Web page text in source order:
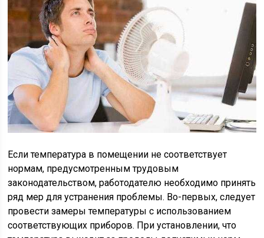
Если температура в помещении не соответствует
нормам, предусмотренным трудовым
законодательством, работодателю необходимо принять
ряд мер для устранения проблемы. Во-первых, следует
провести замеры температуры с использованием
соответствующих приборов. При установлении, что